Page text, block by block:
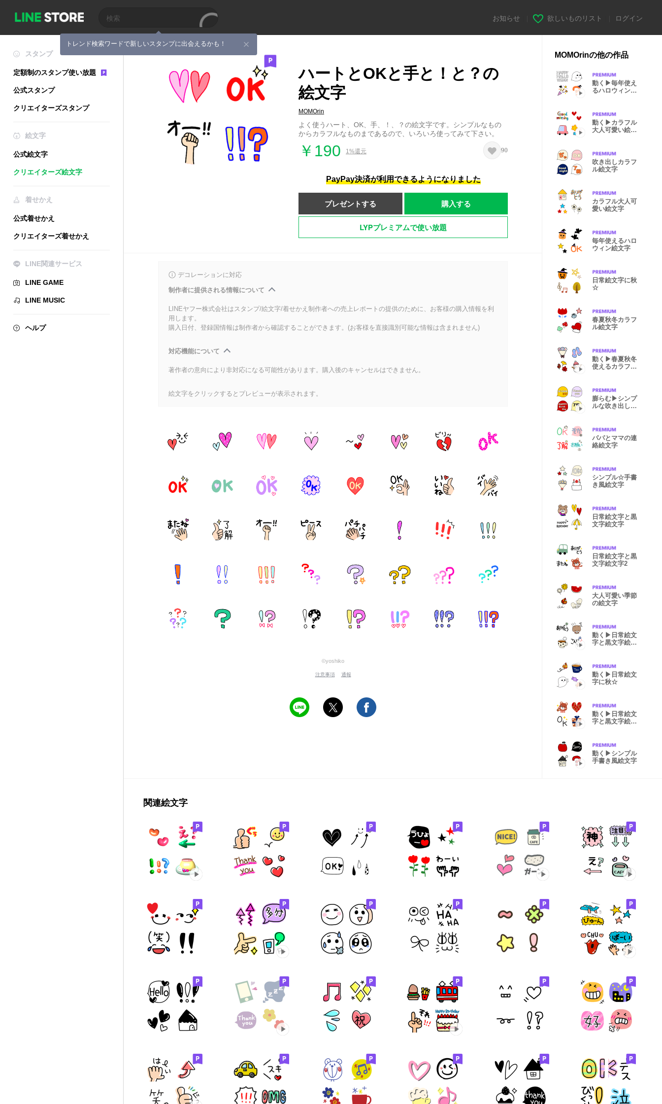
トレンド検索ワードで新しいスタンプに出会えるかも！
お知らせ 欲しいものリスト ログイン
スタンプ
定額制のスタンプ使い放題
公式スタンプ
クリエイターズスタンプ
絵文字
公式絵文字
クリエイターズ絵文字
着せかえ
公式着せかえ
クリエイターズ着せかえ
LINE関連サービス
LINE GAME
LINE MUSIC
ヘルプ
ハートとOKと手と！と？の
絵文字
MOMOrin
よく使うハート、OK、手、！、？の絵文字です。シンプルなもの
からカラフルなものまであるので、いろいろ使ってみて下さい。
￥190 1%還元 90
PayPay決済が利用できるようになりました
プレゼントする 購入する
LYPプレミアムで使い放題
デコレーションに対応
制作者に提供される情報について
LINEヤフー株式会社はスタンプ/絵文字/着せかえ制作者への売上レポートの提供のために、お客様の購入情報を利
用します。
購入日付、登録国情報は制作者から確認することができます。(お客様を直接識別可能な情報は含まれません)
対応機能について
著作者の意向により非対応になる可能性があります。購入後のキャンセルはできません。
絵文字をクリックするとプレビューが表示されます。
©yoshiko
注意事項 通報
MOMOrinの他の作品
動く▶毎年使え
るハロウィン絵
動く▶カラフル
大人可愛い絵文
吹き出しカラフ
ル絵文字
カラフル大人可
愛い絵文字
毎年使えるハロ
ウィン絵文字
日常絵文字に秋
☆
春夏秋冬カラフ
ル絵文字
動く▶春夏秋冬
使えるカラフル
膨らむ▶シンプ
ルな吹き出し言
パパとママの連
絡絵文字
シンプル☆手書
き風絵文字
日常絵文字と黒
文字絵文字
日常絵文字と黒
文字絵文字2
大人可愛い季節
の絵文字
動く▶日常絵文
字と黒文字絵文
動く▶日常絵文
字に秋☆
動く▶日常絵文
字と黒文字絵文
動く▶シンプル
手書き風絵文字
関連絵文字